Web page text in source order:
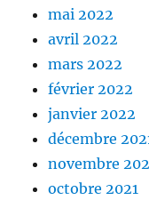
mai 2022
avril 2022
mars 2022
février 2022
janvier 2022
décembre
novembre
octobre 2021